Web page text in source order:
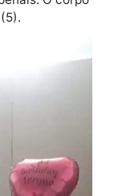
foi parar
Henrique
38 foi
Socorro João
penais. O
(5).